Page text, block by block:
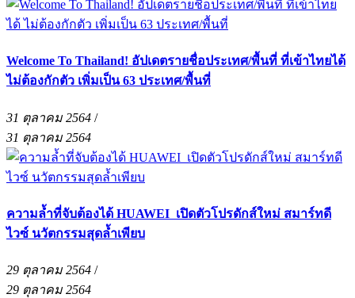
Welcome To Thailand! อัปเดตรายชื่อประเทศ/พื้นที่ ที่เข้าไทยได้
ไม่ต้องกักตัว เพิ่มเป็น 63 ประเทศ/พื้นที่
31 ตุลาคม 2564 /
31 ตุลาคม 2564
ความล้ำที่จับต้องได้ HUAWEI เปิดตัวโปรดักส์ใหม่ สมาร์ทดี
ไวซ์ นวัตกรรมสุดล้ำเพียบ
29 ตุลาคม 2564 /
29 ตุลาคม 2564